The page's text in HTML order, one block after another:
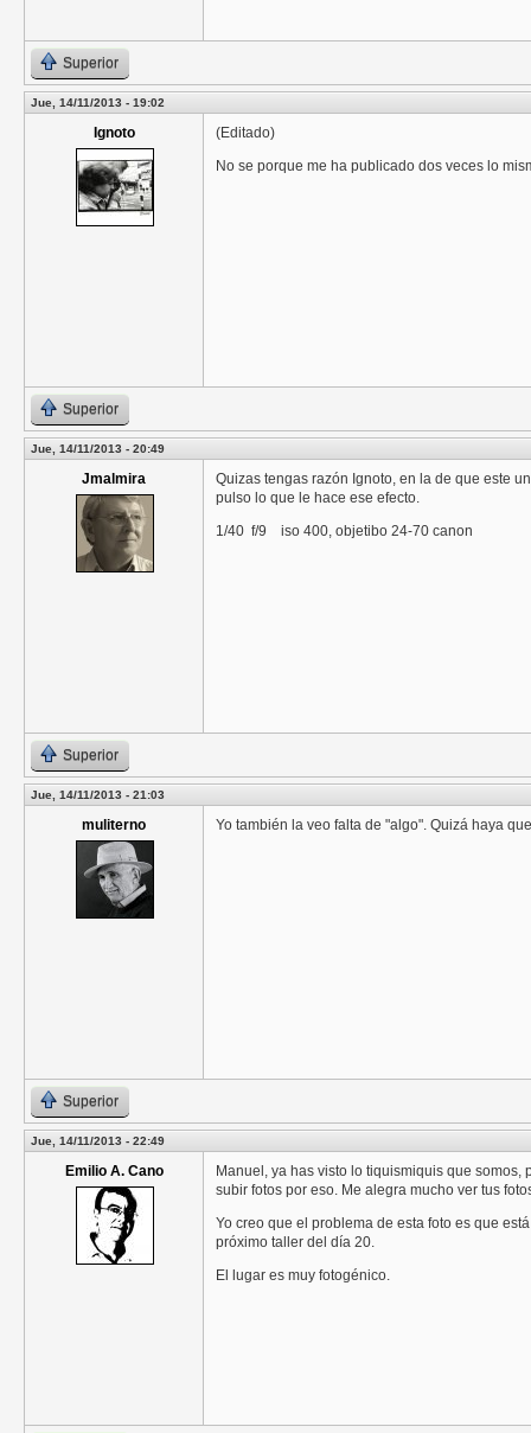
Superior
Jue, 14/11/2013 - 19:02
Ignoto
(Editado)
No se porque me ha publicado dos veces lo
Superior
Jue, 14/11/2013 - 20:49
Jmalmira
Quizas tengas razón Ignoto, en la de que este
pulso lo que le hace ese efecto.
1/40 f/9 iso 400, objetibo 24-70 canon
Superior
Jue, 14/11/2013 - 21:03
muliterno Yo también la veo falta de "algo". Quizá haya
Superior
Jue, 14/11/2013 - 22:49
Emilio A. Cano
Manuel, ya has visto lo tiquismiquis que
subir fotos por eso. Me alegra mucho ver tus
Yo creo que el problema de esta foto es que
próximo taller del día 20.
El lugar es muy fotogénico.